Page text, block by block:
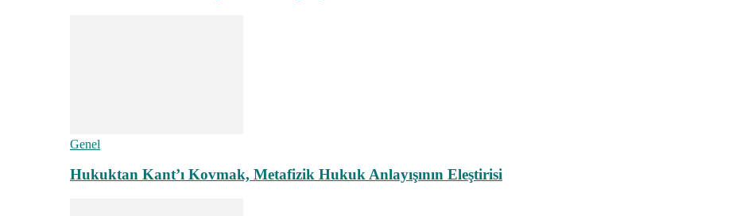
Genel
Hukuktan Kant’ı Kovmak, Metafizik Hukuk Anlayışının Eleştirisi